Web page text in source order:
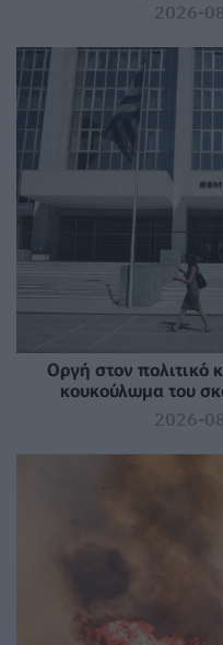
2026-
Οργή στον πολιτικό
κουκούλωμα του
2026-